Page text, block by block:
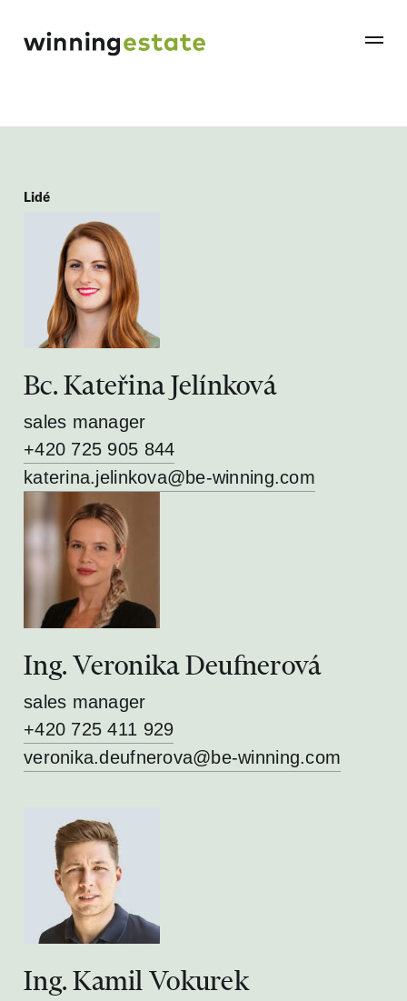
Lidé
Bc. Kateřina Jelínková
sales manager
+420 725 905 844
katerina.jelinkova@be-winning.com
Ing. Veronika Deufnerová
sales manager
+420 725 411 929
veronika.deufnerova@be-winning.com
Ing. Kamil Vokurek